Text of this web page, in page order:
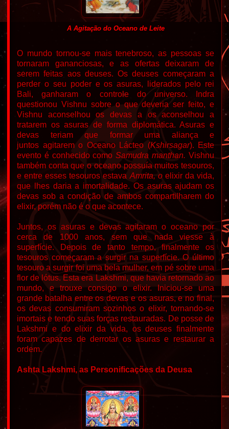
A Agitação do Oceano de Leite
O mundo tornou-se mais tenebroso, as pessoas se
tornaram gananciosas, e as ofertas deixaram de
serem feitas aos deuses. Os deuses começaram a
perder o seu poder e os asuras, liderados pelo rei
Bali, ganharam o controle do universo.
Indra
questionou Vishnu sobre o que deveria ser feito, e
Vishnu aconselhou os devas aos aconselhou a
tratarem os asuras de forma diplomática. Asuras e
devas teriam que formar uma aliança e
juntos agitarem o Oceano Lácteo (Kshirsagar). Este
evento é conhecido comoSamudra manthan. Vishnu
também conta que o oceano possuía muitos tesouros,
e entre esses tesouros estavaAmrita, o elixir da vida,
que lhes daria a imortalidade. Os asuras ajudam os
devas sob a condição de ambos compartilharem do
elixir, porém não é o que acontece.
Juntos, os asuras e devas agitaram o oceano por
cerca de 1000 anos, sem que nada viesse à
superfície. Depois de tanto tempo, finalmente os
tesouros começaram a surgir na superfície. O último
tesouro a surgir foi uma bela mulher, em pé sobre uma
flor de lótus. Esta era Lakshmi, que havia retornado ao
mundo, etrouxe consigo o elixir. Iniciou-se uma
grande batalha entre os devas e os asuras, e no final,
os devas consumiram sozinhos o elixir, tornando-se
imortais e tendo suas forças restauradas. De posse de
Lakshmi e do elixir da vida, os deuses finalmente
foram capazes de derrotar os asuras e restaurar a
ordem.
Ashta Lakshmi, as Personificações da Deusa